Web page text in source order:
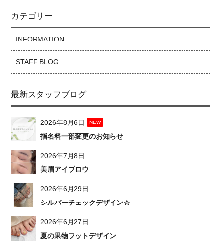
カテゴリー
INFORMATION
STAFF BLOG
最新スタッフブログ
2026年8月6日 NEW
指名料一部変更のお知らせ
2026年7月8日
美眉アイブロウ
2026年6月29日
シルバーチェックデザイン☆
2026年6月27日
夏の果物フットデザイン